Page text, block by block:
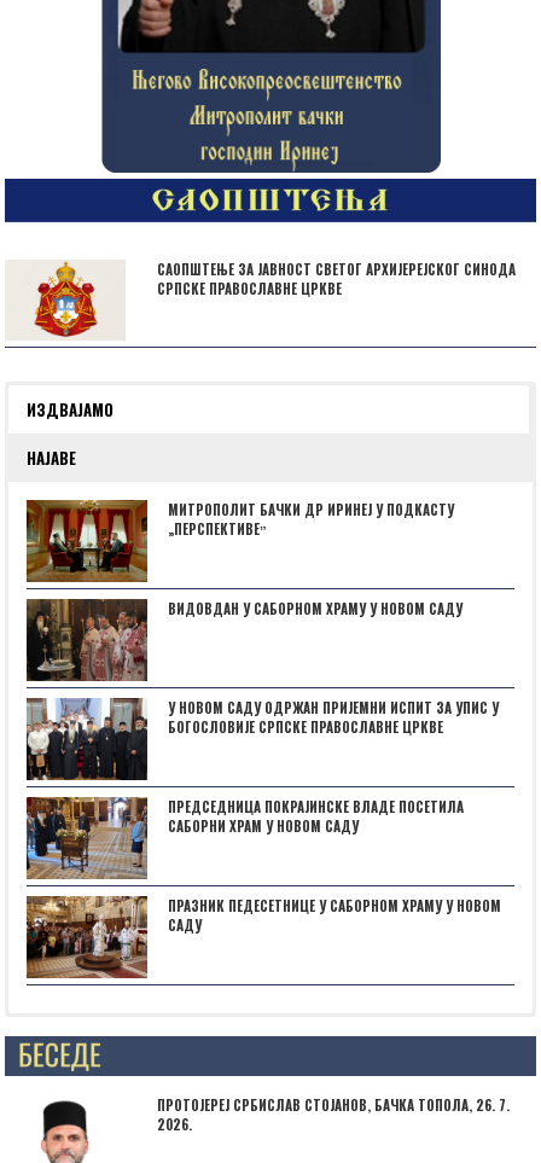
САОПШТЕЊЕ ЗА ЈАВНОСТ СВЕТОГ АРХИЈЕРЕЈСКОГ СИНОДА
СРПСКЕ ПРАВОСЛАВНЕ ЦРКВЕ
ИЗДВАЈАМО
НАЈАВЕ
МИТРОПОЛИТ БАЧКИ ДР ИРИНЕЈ У ПОДКАСТУ
„ПЕРСПЕКТИВЕˮ
ВИДОВДАН У САБОРНОМ ХРАМУ У НОВОМ САДУ
У НОВОМ САДУ ОДРЖАН ПРИЈЕМНИ ИСПИТ ЗА УПИС У
БОГОСЛОВИЈЕ СРПСКЕ ПРАВОСЛАВНЕ ЦРКВЕ
ПРЕДСЕДНИЦА ПОКРАЈИНСКЕ ВЛАДЕ ПОСЕТИЛА
САБОРНИ ХРАМ У НОВОМ САДУ
ПРАЗНИК ПЕДЕСЕТНИЦЕ У САБОРНОМ ХРАМУ У НОВОМ
САДУ
Posts not found
ПРОТОЈЕРЕЈ СРБИСЛАВ СТОЈАНОВ, БАЧКА ТОПОЛА, 26. 7.
2026.